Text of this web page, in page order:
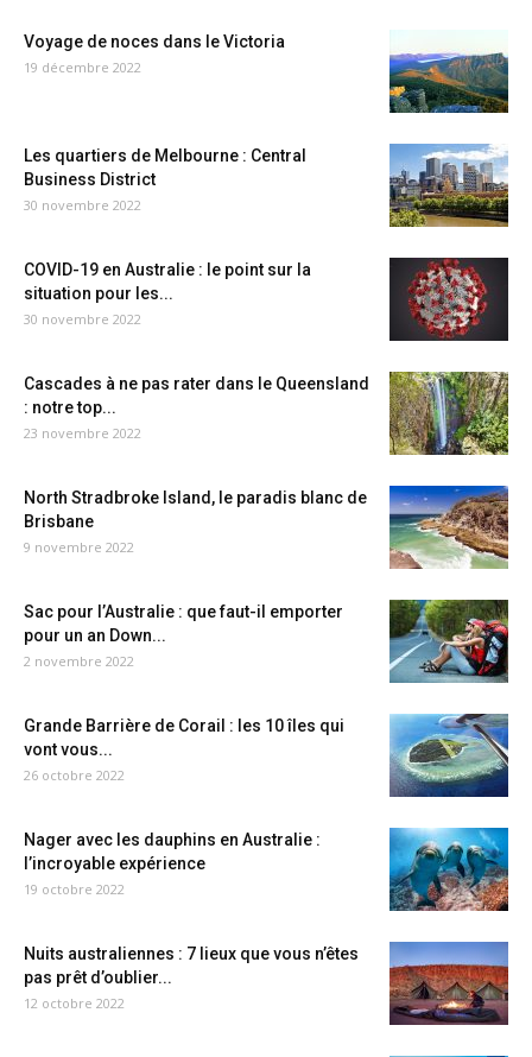
Voyage de noces dans le Victoria
19 décembre 2022
Les quartiers de Melbourne : Central
Business District
30 novembre 2022
COVID-19 en Australie : le point sur la
situation pour les...
30 novembre 2022
Cascades à ne pas rater dans le Queensland
: notre top...
23 novembre 2022
North Stradbroke Island, le paradis blanc de
Brisbane
9 novembre 2022
Sac pour l’Australie : que faut-il emporter
pour un an Down...
2 novembre 2022
Grande Barrière de Corail : les 10 îles qui
vont vous...
26 octobre 2022
Nager avec les dauphins en Australie :
l’incroyable expérience
19 octobre 2022
Nuits australiennes : 7 lieux que vous n’êtes
pas prêt d’oublier...
12 octobre 2022